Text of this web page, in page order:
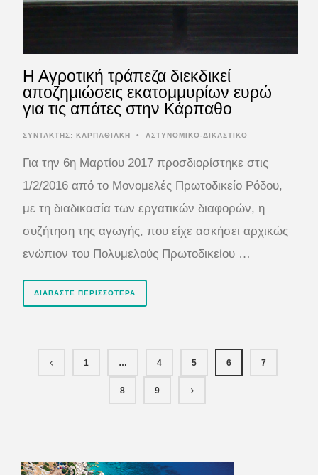
Η Αγροτική τράπεζα διεκδικεί
αποζημιώσεις εκατομμυρίων ευρώ
για τις απάτες στην Κάρπαθο
ΣΥΝΤΆΚΤΗΣ: ΚΑΡΠΑΘΙΑΚΗ • ΑΣΤΥΝΟΜΙΚΟ-ΔΙΚΑΣΤΙΚΟ
Για την 6η Μαρτίου 2017 προσδιορίστηκε στις
1/2/2016 από το Μονομελές Πρωτοδικείο Ρόδου,
με τη διαδικασία των εργατικών διαφορών, η
συζήτηση της αγωγής, που είχε ασκήσει αρχικώς
ενώπιον του Πολυμελούς Πρωτοδικείου …
ΔΙΑΒΆΣΤΕ ΠΕΡΙΣΣΌΤΕΡΑ
1 … 4 5 6 7
8 9